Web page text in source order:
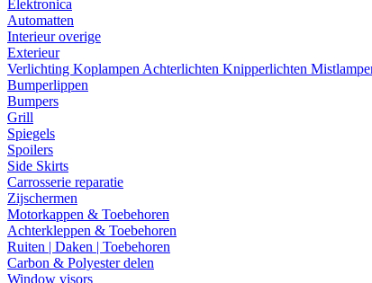
Elektronica
Automatten
Interieur overige
Exterieur
Verlichting Koplampen Achterlichten Knipperlichten
Bumperlippen
Bumpers
Grill
Spiegels
Spoilers
Side Skirts
Carrosserie reparatie
Zijschermen
Motorkappen & Toebehoren
Achterkleppen & Toebehoren
Ruiten | Daken | Toebehoren
Carbon & Polyester delen
Window visors